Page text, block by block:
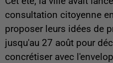
consultation citoyenne
proposer leurs idées de
jusqu'au 27 août pour
concrétiser avec